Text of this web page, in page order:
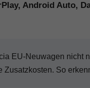
Android Auto,
EU-Neuwagen nicht
Zusatzkosten. So